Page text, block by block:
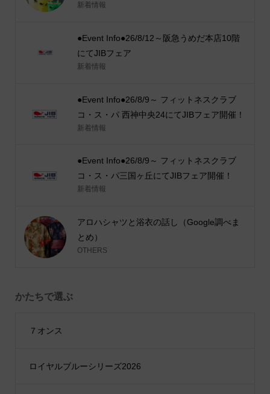
新着情報
●Event Info●26/8/12～阪急うめだ本店10階
にてJIBフェア
新着情報
●Event Info●26/8/9～ フィットネスクラブ
コ・ス・パ 西神中央24にてJIBフェア開催！
新着情報
●Event Info●26/8/9～ フィットネスクラブ
コ・ス・パ三国ヶ丘にてJIBフェア開催！
新着情報
アロハシャツと浴衣の話し（Google調べま
とめ）
OTHERS
かたちで選ぶ
７オンス
ロイヤルブルーシリーズ2026